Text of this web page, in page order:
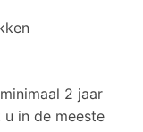
2 jaar
in de meeste